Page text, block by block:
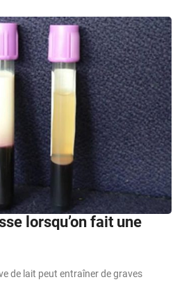
lorsqu’on fait une
de lait peut entraîner de graves